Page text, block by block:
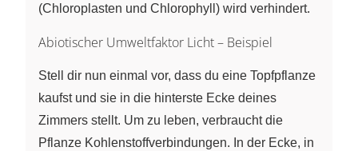
(Chloroplasten und Chlorophyll) wird verhindert.
Abiotischer Umweltfaktor Licht – Beispiel
Stell dir nun einmal vor, dass du eine Topfpflanze
kaufst und sie in die hinterste Ecke deines
Zimmers stellt. Um zu leben, verbraucht die
Pflanze Kohlenstoffverbindungen. In der Ecke, in